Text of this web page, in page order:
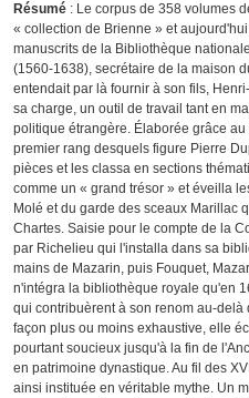
Résumé : Le corpus de 358 volumes
« collection de Brienne » et
manuscrits de la Bibliothèque
(1560-1638), secrétaire de la maison
entendait par là fournir à son fils,
sa charge, un outil de travail tant en
politique étrangère. Élaborée grâce au
premier rang desquels figure Pierre
pièces et les classa en sections
comme un « grand trésor » et éveilla
Molé et du garde des sceaux Marillac
Chartes. Saisie pour le compte de la
par Richelieu qui l'installa dans sa
mains de Mazarin, puis Fouquet,
n'intégra la bibliothèque royale qu'en
qui contribuèrent à son renom au-
façon plus ou moins exhaustive, elle
pourtant soucieux jusqu'à la fin de
en patrimoine dynastique. Au fil des
ainsi instituée en véritable mythe. Un